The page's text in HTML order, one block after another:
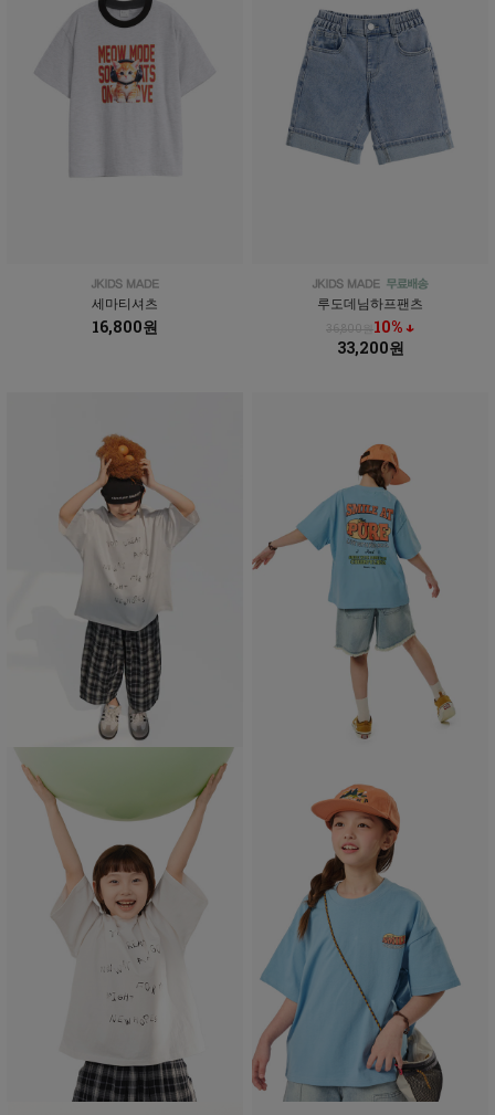
세마티셔츠
16,800원
루도데님하프팬츠
36,800원10% ↓
33,200원